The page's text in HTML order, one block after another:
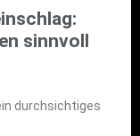
sinnvoll
durchsichtiges